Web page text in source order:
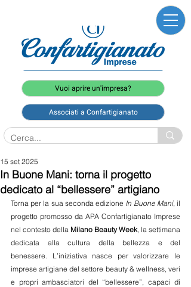
Vuoi aprire un'impresa?
Associati a Confartigianato
In Buone Mani: torna il progetto
dedicato al “bellessere” artigiano
15 set 2025
Torna per la sua seconda edizione In Buone Mani, il
progetto promosso da APA Confartigianato Imprese
nel contesto della Milano Beauty Week, la settimana
dedicata alla cultura della bellezza e del
benessere. L’iniziativa nasce per valorizzare le
imprese artigiane del settore beauty & wellness, veri
e propri ambasciatori del “bellessere”, capaci di